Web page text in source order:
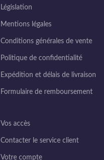
Législation
Mentions légales
Conditions générales de vente
Politique de confidentialité
Expédition et délais de livraison
Formulaire de remboursement
Vos accès
Contacter le service client
Votre compte